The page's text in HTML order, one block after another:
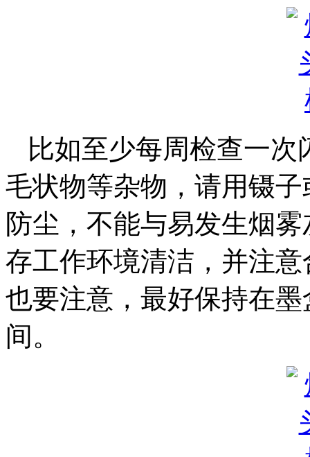
比如至少每周检查一
毛状物等杂物，请用镊
防尘，不能与易发生烟
存工作环境清洁，并注
也要注意，最好保持在
间。